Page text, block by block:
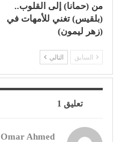
من (حمانا) إلى القلوب..
(بلقيس) تغني للأمهات في
(زهر ليمون)
السابق التالي
تعليق 1
Omar Ahmed